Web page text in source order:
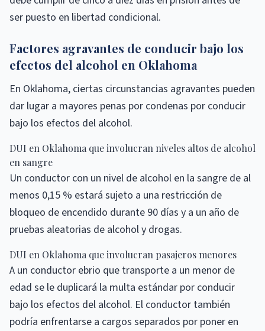
ser puesto en libertad condicional.
Factores agravantes de conducir bajo los
efectos del alcohol en Oklahoma
En Oklahoma, ciertas circunstancias agravantes pueden
dar lugar a mayores penas por condenas por conducir
bajo los efectos del alcohol.
DUI en Oklahoma que involucran niveles altos de alcohol
en sangre
Un conductor con un nivel de alcohol en la sangre de al
menos 0,15 % estará sujeto a una restricción de
bloqueo de encendido durante 90 días y a un año de
pruebas aleatorias de alcohol y drogas.
DUI en Oklahoma que involucran pasajeros menores
A un conductor ebrio que transporte a un menor de
edad se le duplicará la multa estándar por conducir
bajo los efectos del alcohol. El conductor también
podría enfrentarse a cargos separados por poner en